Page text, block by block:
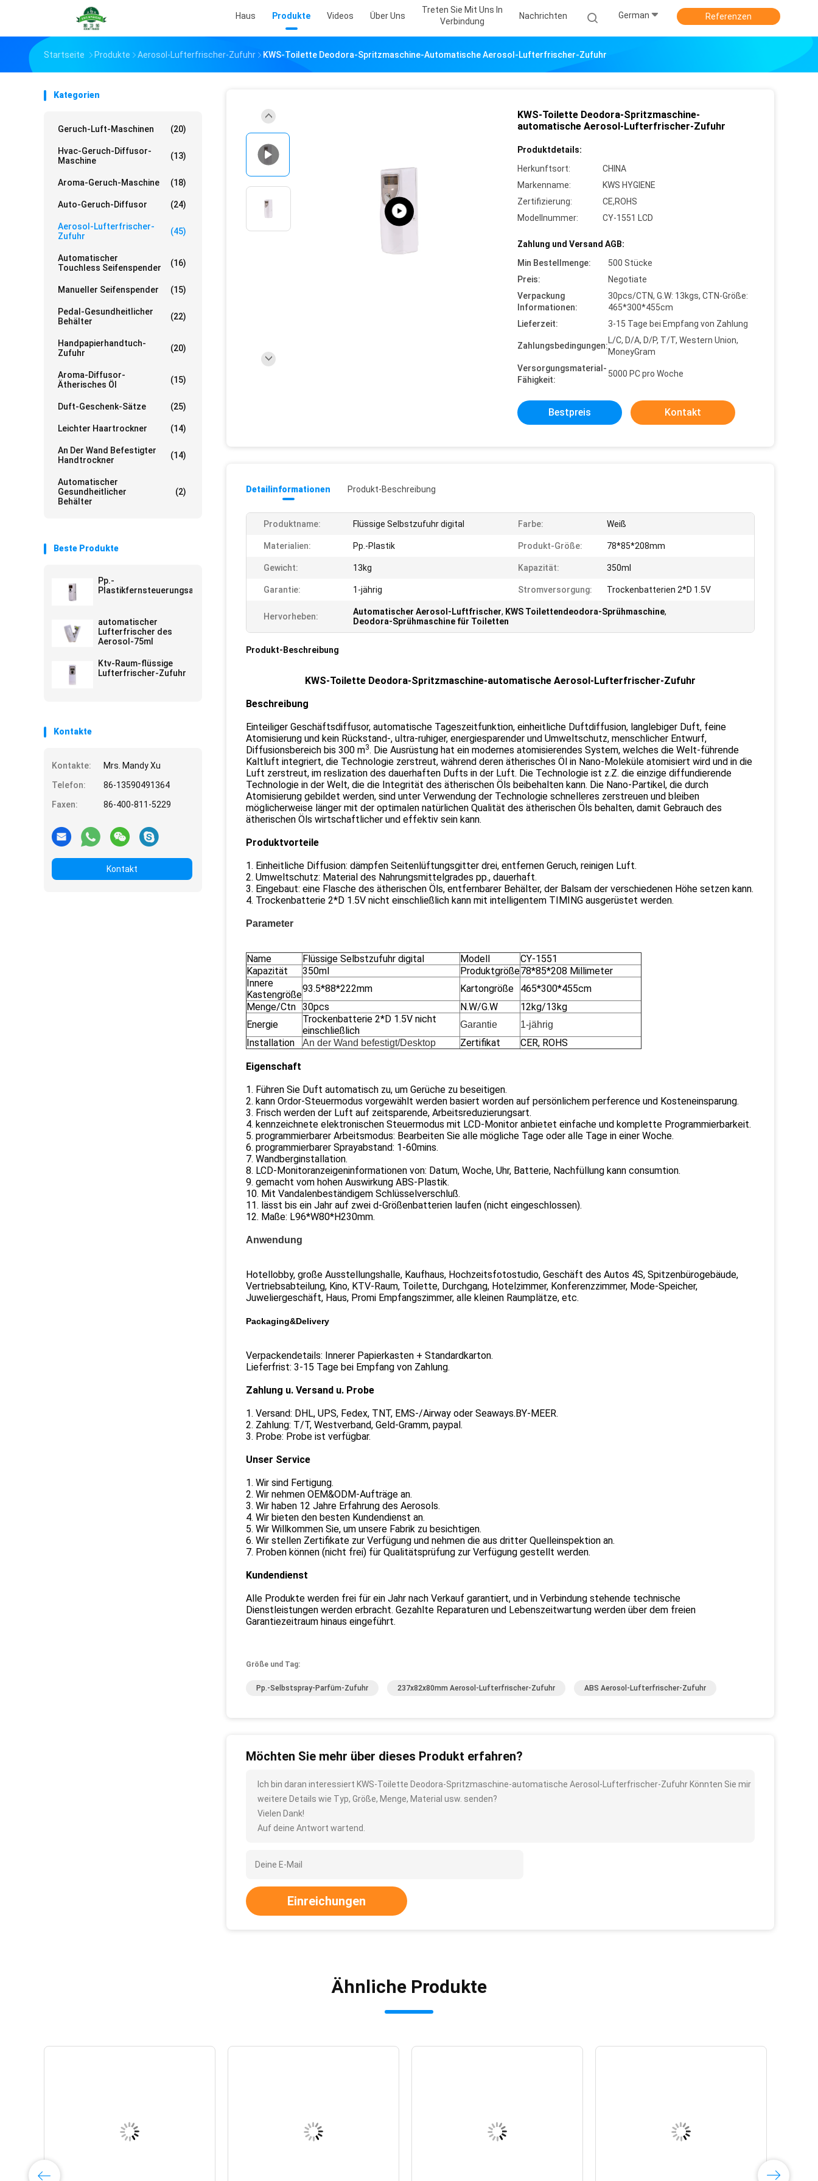
Haus Produkte Videos Über Uns
Treten Sie Mit Uns In
Verbindung
Nachrichten German Referenzen
Startseite Produkte Aerosol-Lufterfrischer-Zufuhr KWS-Toilette Deodora-Spritzmaschine-Automatische Aerosol-Lufterfrischer-Zufuhr
Kategorien
Geruch-Luft-Maschinen (20)
Hvac-Geruch-Diffusor-
Maschine
(13)
Aroma-Geruch-Maschine (18)
Auto-Geruch-Diffusor (24)
Aerosol-Lufterfrischer-
Zufuhr
(45)
Automatischer
Touchless Seifenspender
(16)
Manueller Seifenspender (15)
Pedal-Gesundheitlicher
Behälter
(22)
Handpapierhandtuch-
Zufuhr
(20)
Aroma-Diffusor-
Ätherisches Öl
(15)
Duft-Geschenk-Sätze (25)
Leichter Haartrockner (14)
An Der Wand Befestigter
Handtrockner
(14)
Automatischer
Gesundheitlicher
Behälter
(2)
Beste Produkte
Pp.-
Plastikfernsteuerungsaerosol
automatischer
Lufterfrischer des
Aerosol-75ml
Ktv-Raum-flüssige
Lufterfrischer-Zufuhr
Kontakte
Kontakte:
Mrs. Mandy Xu
Telefon:
86-13590491364
Faxen:
86-400-811-5229
Kontakt
KWS-Toilette Deodora-Spritzmaschine-
automatische Aerosol-Lufterfrischer-Zufuhr
Produktdetails:
Herkunftsort:
CHINA
Markenname:
KWS HYGIENE
Zertifizierung:
CE,ROHS
Modellnummer:
CY-1551 LCD
Zahlung und Versand AGB:
Min Bestellmenge:
500 Stücke
Preis:
Negotiate
Verpackung
Informationen:
30pcs/CTN, G.W: 13kgs, CTN-Größe:
465*300*455cm
Lieferzeit:
3-15 Tage bei Empfang von Zahlung
Zahlungsbedingungen:
L/C, D/A, D/P, T/T, Western Union,
MoneyGram
Versorgungsmaterial-
Fähigkeit:
5000 PC pro Woche
Bestpreis Kontakt
Detailinformationen Produkt-Beschreibung
Produktname: Flüssige Selbstzufuhr digital Farbe: Weiß
Materialien: Pp.-Plastik Produkt-Größe: 78*85*208mm
Gewicht: 13kg Kapazität: 350ml
Garantie: 1-jährig Stromversorgung: Trockenbatterien 2*D 1.5V
Hervorheben: Automatischer Aerosol-Luftfrischer, KWS Toilettendeodora-Sprühmaschine,
Deodora-Sprühmaschine für Toiletten
Produkt-Beschreibung
KWS-Toilette Deodora-Spritzmaschine-automatische Aerosol-Lufterfrischer-Zufuhr
Beschreibung
Einteiliger Geschäftsdiffusor, automatische Tageszeitfunktion, einheitliche Duftdiffusion, langlebiger Duft, feine
Atomisierung und kein Rückstand-, ultra-ruhiger, energiesparender und Umweltschutz, menschlicher Entwurf,
Diffusionsbereich bis 300 m3. Die Ausrüstung hat ein modernes atomisierendes System, welches die Welt-führende
Kaltluft integriert, die Technologie zerstreut, während deren ätherisches Öl in Nano-Moleküle atomisiert wird und in die
Luft zerstreut, im reslization des dauerhaften Dufts in der Luft. Die Technologie ist z.Z. die einzige diffundierende
Technologie in der Welt, die die Integrität des ätherischen Öls beibehalten kann. Die Nano-Partikel, die durch
Atomisierung gebildet werden, sind unter Verwendung der Technologie schnelleres zerstreuen und bleiben
möglicherweise länger mit der optimalen natürlichen Qualität des ätherischen Öls behalten, damit Gebrauch des
ätherischen Öls wirtschaftlicher und effektiv sein kann.
Produktvorteile
1. Einheitliche Diffusion: dämpfen Seitenlüftungsgitter drei, entfernen Geruch, reinigen Luft.
2. Umweltschutz: Material des Nahrungsmittelgrades pp., dauerhaft.
3. Eingebaut: eine Flasche des ätherischen Öls, entfernbarer Behälter, der Balsam der verschiedenen Höhe setzen kann.
4. Trockenbatterie 2*D 1.5V nicht einschließlich kann mit intelligentem TIMING ausgerüstet werden.
Parameter
Name Flüssige Selbstzufuhr digital Modell
CY-1551
Kapazität
350ml Produktgröße78*85*208 Millimeter
Innere
Kastengröße
93.5*88*222mm Kartongröße
465*300*455cm
Menge/Ctn 30pcs N.W/G.W
12kg/13kg
Energie
Trockenbatterie 2*D 1.5V nicht
einschließlich
Garantie 1-jährig
Installation An der Wand befestigt/Desktop Zertifikat CER, ROHS
Eigenschaft
1. Führen Sie Duft automatisch zu, um Gerüche zu beseitigen.
2. kann Ordor-Steuermodus vorgewählt werden basiert worden auf persönlichem perference und Kosteneinsparung.
3. Frisch werden der Luft auf zeitsparende, Arbeitsreduzierungsart.
4. kennzeichnete elektronischen Steuermodus mit LCD-Monitor anbietet einfache und komplette Programmierbarkeit.
5. programmierbarer Arbeitsmodus: Bearbeiten Sie alle mögliche Tage oder alle Tage in einer Woche.
6. programmierbarer Sprayabstand: 1-60mins.
7. Wandberginstallation.
8. LCD-Monitoranzeigeninformationen von: Datum, Woche, Uhr, Batterie, Nachfüllung kann consumtion.
9. gemacht vom hohen Auswirkung ABS-Plastik.
10. Mit Vandalenbeständigem Schlüsselverschluß.
11. lässt bis ein Jahr auf zwei d-Größenbatterien laufen (nicht eingeschlossen).
12. Maße: L96*W80*H230mm.
Anwendung
Hotellobby, große Ausstellungshalle, Kaufhaus, Hochzeitsfotostudio, Geschäft des Autos 4S, Spitzenbürogebäude,
Vertriebsabteilung, Kino, KTV-Raum, Toilette, Durchgang, Hotelzimmer, Konferenzzimmer, Mode-Speicher,
Juweliergeschäft, Haus, Promi Empfangszimmer, alle kleinen Raumplätze, etc.
Packaging&Delivery
Verpackendetails: Innerer Papierkasten + Standardkarton.
Lieferfrist: 3-15 Tage bei Empfang von Zahlung.
Zahlung u. Versand u. Probe
1. Versand: DHL, UPS, Fedex, TNT, EMS-/Airway oder Seaways.BY-MEER.
2. Zahlung: T/T, Westverband, Geld-Gramm, paypal.
3. Probe: Probe ist verfügbar.
Unser Service
1. Wir sind Fertigung.
2. Wir nehmen OEM&ODM-Aufträge an.
3. Wir haben 12 Jahre Erfahrung des Aerosols.
4. Wir bieten den besten Kundendienst an.
5. Wir Willkommen Sie, um unsere Fabrik zu besichtigen.
6. Wir stellen Zertifikate zur Verfügung und nehmen die aus dritter Quelleinspektion an.
7. Proben können (nicht frei) für Qualitätsprüfung zur Verfügung gestellt werden.
Kundendienst
Alle Produkte werden frei für ein Jahr nach Verkauf garantiert, und in Verbindung stehende technische
Dienstleistungen werden erbracht. Gezahlte Reparaturen und Lebenszeitwartung werden über dem freien
Garantiezeitraum hinaus eingeführt.
Größe und Tag:
Pp.-Selbstspray-Parfüm-Zufuhr 237x82x80mm Aerosol-Lufterfrischer-Zufuhr ABS Aerosol-Lufterfrischer-Zufuhr
Möchten Sie mehr über dieses Produkt erfahren?
Ich bin daran interessiert KWS-Toilette Deodora-Spritzmaschine-automatische Aerosol-Lufterfrischer-Zufuhr Könnten Sie mir
weitere Details wie Typ, Größe, Menge, Material usw. senden?
Vielen Dank!
Auf deine Antwort wartend.
Einreichungen
Ähnliche Produkte